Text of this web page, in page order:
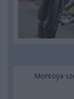
Montoya